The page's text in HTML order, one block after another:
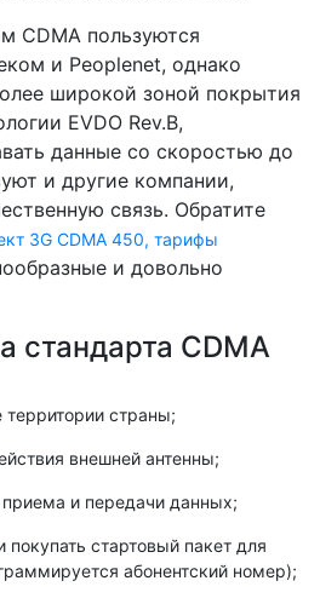
CDMA пользуются
и Peoplenet, однако
широкой зоной покрытия
EVDO Rev.B,
данные со скоростью до
и другие компании,
связь. Обратите
3G CDMA 450, тарифы
и довольно
стандарта CDMA
страны;
внешней антенны;
и передачи данных;
покупать стартовый пакет для
абонентский номер);